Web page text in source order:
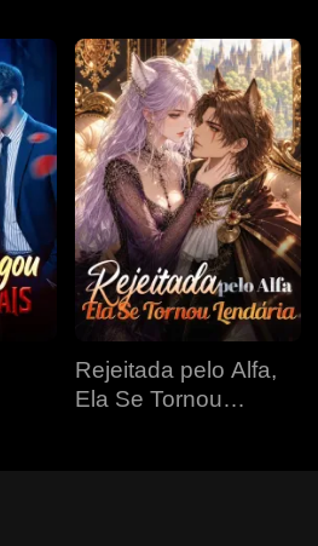
Rejeitada pelo Alfa,
Ela Se Tornou